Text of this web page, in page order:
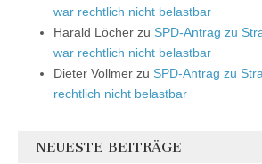
war rechtlich nicht belastbar
Harald Löcher zu SPD-Antrag zu
war rechtlich nicht belastbar
Dieter Vollmer zu SPD-Antrag zu
rechtlich nicht belastbar
NEUESTE BEITRÄGE